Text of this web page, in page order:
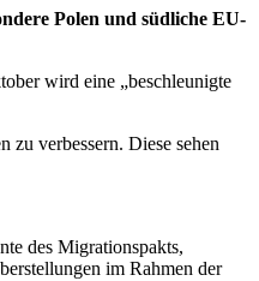
Polen und südliche EU-
wird eine „beschleunigte
verbessern. Diese sehen
des Migrationspakts,
im Rahmen der